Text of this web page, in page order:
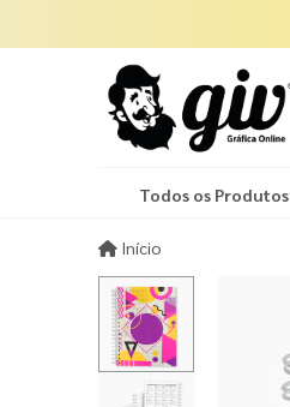
Todos os Produtos
Início